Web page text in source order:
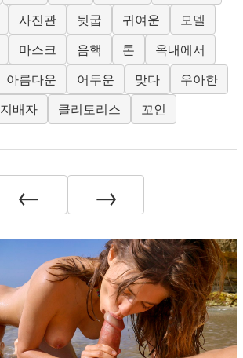
사진관 뒷굽 귀여운
모델
마스크 음핵 톤
옥내에서
아름다운 어두운 맞다
우아한
지배자
클리토리스 꼬인
← →